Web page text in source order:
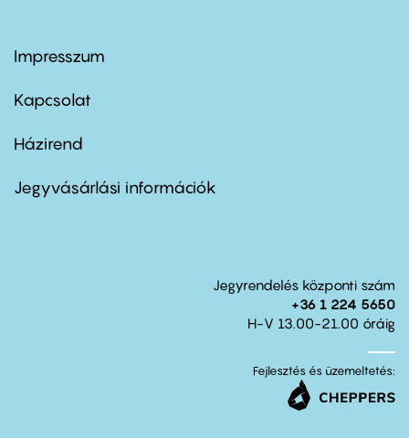
Footer
first
Impresszum
Kapcsolat
Footer
second
Házirend
Jegyvásárlási információk
Jegyrendelés központi szám
+36 1 224 5650
H-V 13.00-21.00 óráig
Fejlesztés és üzemeltetés: